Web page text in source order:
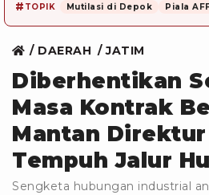
# TOPIK Mutilasi di Depok Piala
DAERAH JATIM
Diberhentikan
Masa Kontrak
Mantan
Tempuh Jalur
Sengketa hubungan industrial